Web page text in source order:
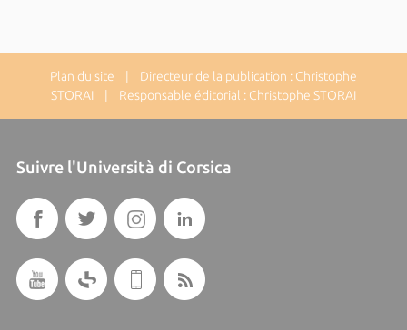
Plan du site | Directeur de la publication : Christophe
STORAI | Responsable éditorial : Christophe STORAI
Suivre l'Università di Corsica